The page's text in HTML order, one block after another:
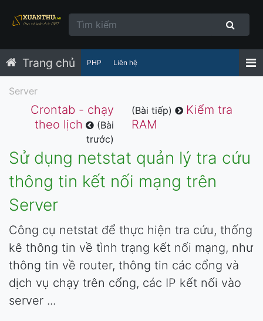
Trang chủ PHP Liên hệ
Server
Crontab - chạy
theo lịch
(Bài
trước)
(Bài tiếp)
Kiểm tra
RAM
Sử dụng netstat quản lý tra cứu
thông tin kết nối mạng trên
Server
Công cụ netstat để thực hiện tra cứu, thống
kê thông tin về tình trạng kết nối mạng, như
thông tin về router, thông tin các cổng và
dịch vụ chạy trên cổng, các IP kết nối vào
server ...